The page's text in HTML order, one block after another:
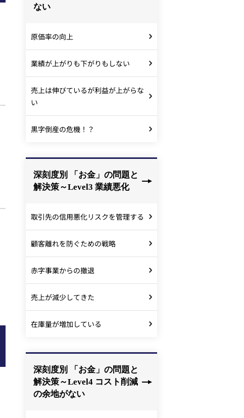
ない
原価率の向上
業績が上がりも下がりもしない
売上は伸びているが利益が上がらな
い
黒字倒産の危機！？
深刻度別 「お金」の問題と
解決策～Level3 業績悪化
取引先の信用悪化リスクを管理する
顧客離れを防ぐための戦略
赤字事業からの撤退
売上が減少してきた
在庫量が増加している
深刻度別 「お金」の問題と
解決策～Level4 コスト削減
の余地がない